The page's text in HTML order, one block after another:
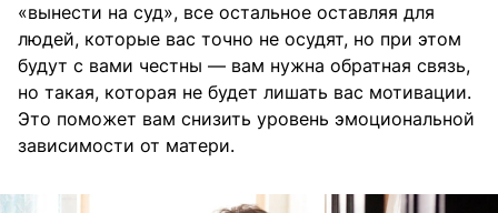
«вынести на суд», все остальное оставляя для
людей, которые вас точно не осудят, но при этом
будут с вами честны — вам нужна обратная связь,
но такая, которая не будет лишать вас мотивации.
Это поможет вам снизить уровень эмоциональной
зависимости от матери.